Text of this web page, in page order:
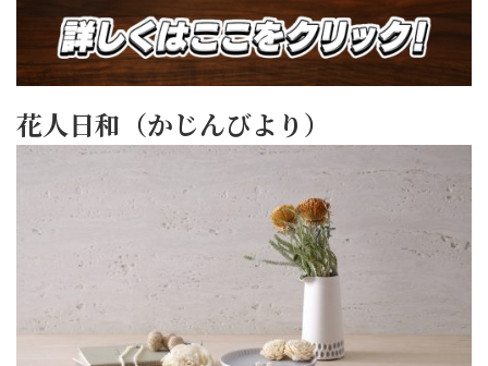
花人日和（かじんびより）